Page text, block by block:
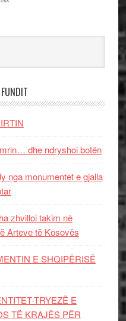
dhe ndryshoi botën
nga monumentet e gjalla
zhvilloi takim në
Arteve të Kosovës
E SHQIPËRISË
TRYEZË E
TË KRAJËS PËR